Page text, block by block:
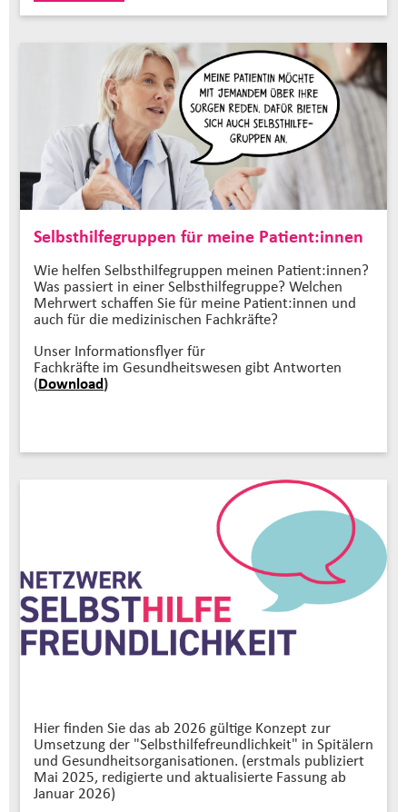
Selbsthilfegruppen für meine Patient:innen
Wie helfen Selbsthilfegruppen meinen Patient:innen?
Was passiert in einer Selbsthilfegruppe? Welchen
Mehrwert schaffen Sie für meine Patient:innen und
auch für die medizinischen Fachkräfte?
Unser Informationsflyer für
Fachkräfte im Gesundheitswesen gibt Antworten
(Download)
Hier finden Sie das ab 2026 gültige Konzept zur
Umsetzung der "Selbsthilfefreundlichkeit" in Spitälern
und Gesundheitsorganisationen. (erstmals publiziert
Mai 2025, redigierte und aktualisierte Fassung ab
Januar 2026)